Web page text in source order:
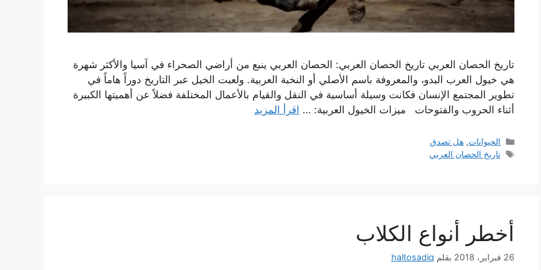
تاريخ الحصان العربي تاريخ الحصان العربي: الحصان العربي ينبع من أراضي الصحراء في آسيا والأكثر شهرة
هي خيول العرب البدو، والمعروفة باسم الأصلي أو النخبة العربية. ولعبت الخيل عبر التاريخ دوراً هاماً في
تطوير المجتمع الإنسان فكانت وسيلة أساسية في النقل والقيام بالأعمال المختلفة فضلاً عن أهميتها الكبيرة
أثناء الحروب والفتوحات ميزات الخيول العربية: … اقرأ المزيد
التصنيفات
الحيوانات,هل تصدق
الوسوم
تاريخ الحصان العربي
أخطر أنواع الكلاب
26 فبراير، 2018 بقلم haltosadiq